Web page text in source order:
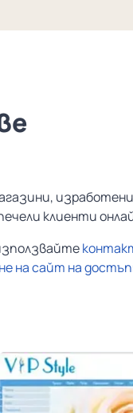
клиенти
на сайт на